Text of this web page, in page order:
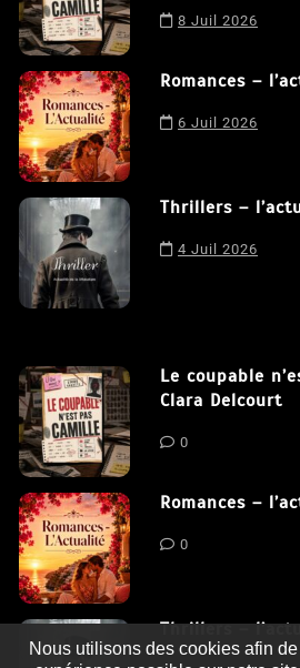
8 Juil 2026
Romances –
6 Juil 2026
Thrillers –
4 Juil 2026
Le coupable
Clara Delcourt
0
Romances –
0
Thrillers –
Nous utilisons des cookies afin